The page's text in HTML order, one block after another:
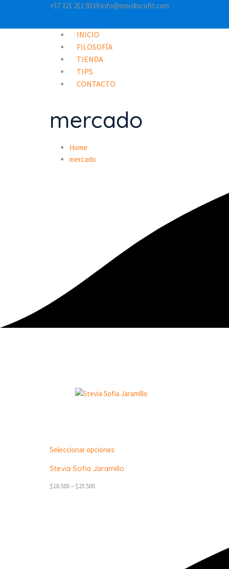
+57 321 211 9339info@mordiscofit.com
INICIO
FILOSOFÍA
TIENDA
TIPS
CONTACTO
mercado
Home
mercado
Seleccionar opciones
Stevia Sofia Jaramillo
$18.500–$23.500